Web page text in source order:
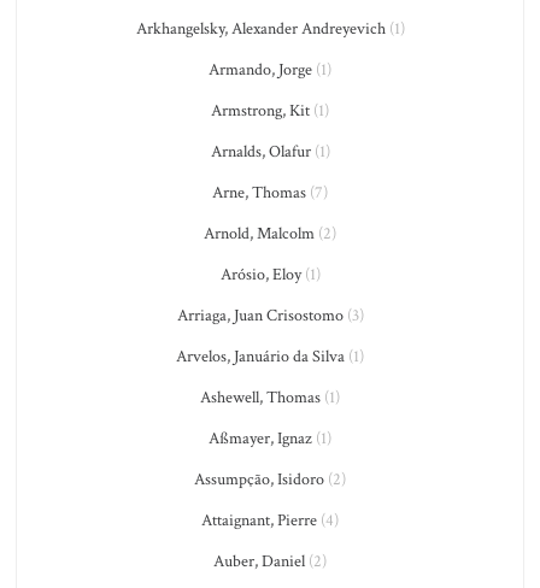
Arkhangelsky, Alexander Andreyevich(1)
Armando, Jorge (1)
Armstrong, Kit (1)
Arnalds, Olafur(1)
Arne, Thomas (7)
Arnold, Malcolm (2)
Arósio, Eloy(1)
Arriaga, Juan Crisostomo(3)
Arvelos, Januário da Silva (1)
Ashewell, Thomas (1)
Aßmayer, Ignaz (1)
Assumpção, Isidoro (2)
Attaignant, Pierre (4)
Auber, Daniel (2)